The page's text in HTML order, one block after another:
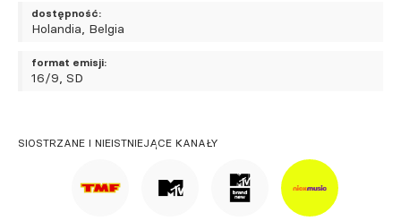
dostępność:
Holandia, Belgia
format emisji:
16/9, SD
SIOSTRZANE I NIEISTNIEJĄCE KANAŁY